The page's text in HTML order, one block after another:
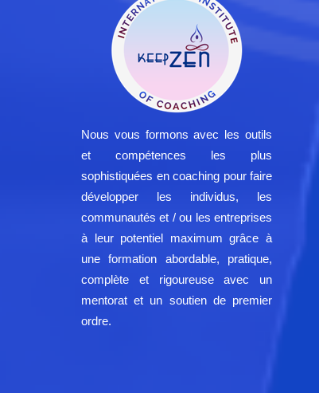
Nous vous formons avec les outils
et compétences les plus
sophistiquées en coaching pour faire
développer les individus, les
communautés et / ou les entreprises
à leur potentiel maximum grâce à
une formation abordable, pratique,
complète et rigoureuse avec un
mentorat et un soutien de premier
ordre.